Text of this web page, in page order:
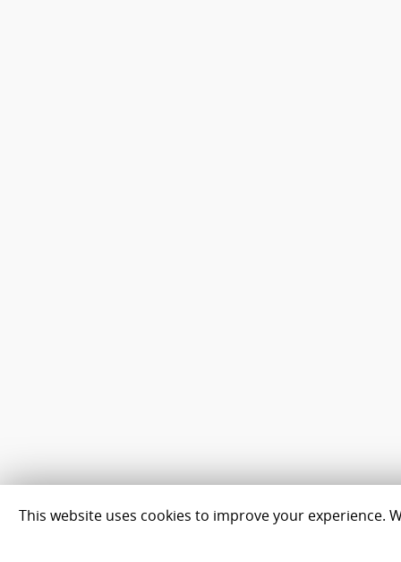
This website uses cookies to improve your experience.